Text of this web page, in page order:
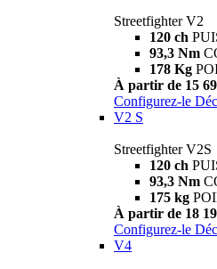
Streetfighter V2
120 ch
93,3 Nm
178 Kg
À partir de 15
Configurez-le
V2 S
Streetfighter V2S
120 ch
93,3 Nm
175 kg
À partir de 18
Configurez-le
V4